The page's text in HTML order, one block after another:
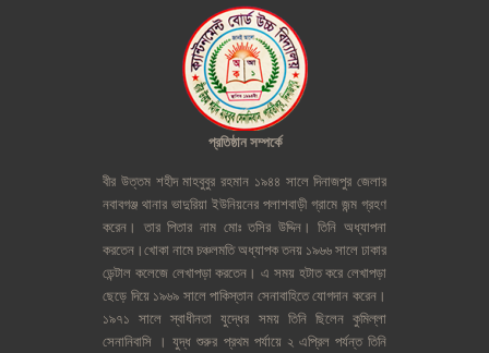
প্রতিষ্ঠান সম্পর্কে
বীর উত্তম শহীদ মাহবুবুর রহমান ১৯৪৪ সালে দিনাজপুর জেলার
নবাবগঞ্জ থানার ভাদুরিয়া ইউনিয়নের পলাশবাড়ী গ্রামে জন্ম গ্রহণ
করেন।
তার পিতার নাম মোঃ তসির উদ্দিন। তিনি অধ্যাপনা
করতেন।খোকা নামে চঞ্চলমতি অধ্যাপক তনয় ১৯৬৬ সালে ঢাকার
ডেন্টাল কলেজে লেখাপড়া করতেন। এ সময় হটাত করে লেখাপড়া
ছেড়ে দিয়ে ১৯৬৯ সালে পাকিস্তান সেনাবাহিতে যোগদান করেন।
১৯৭১
সালে স্বাধীনতা যুদ্ধের সময় তিনি ছিলেন কুমিল্লা
সেনানিবাসি
। যুদ্ধ শুরুর প্রথম পর্যায়ে ২ এপ্রিল পর্যন্ত তিনি